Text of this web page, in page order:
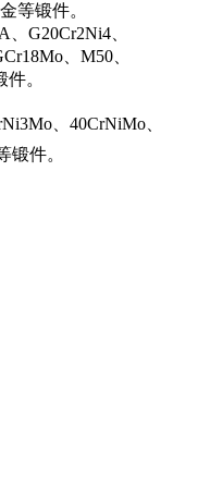
等锻件。
G20Cr2Ni4、
、M50、
。
、40CrNiMo、
锻件。